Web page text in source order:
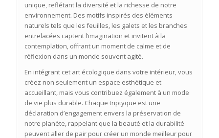
unique, reflétant la diversité et la richesse de notre
environnement. Des motifs inspirés des éléments
naturels tels que les feuilles, les galets et les branches
entrelacées captent l’imagination et invitent à la
contemplation, offrant un moment de calme et de
réflexion dans un monde souvent agité.
En intégrant cet art écologique dans votre intérieur, vous
créez non seulement un espace esthétique et
accueillant, mais vous contribuez également à un mode
de vie plus durable. Chaque triptyque est une
déclaration d’engagement envers la préservation de
notre planète, rappelant que la beauté et la durabilité
peuvent aller de pair pour créer un monde meilleur pour